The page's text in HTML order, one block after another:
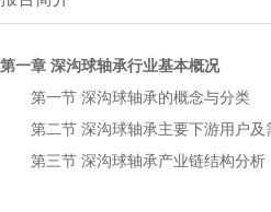
第一章 深沟球轴承行业基本概况
第一节 深沟球轴承的概念与分类
第二节 深沟球轴承主要下游用户及
第三节 深沟球轴承产业链结构分析